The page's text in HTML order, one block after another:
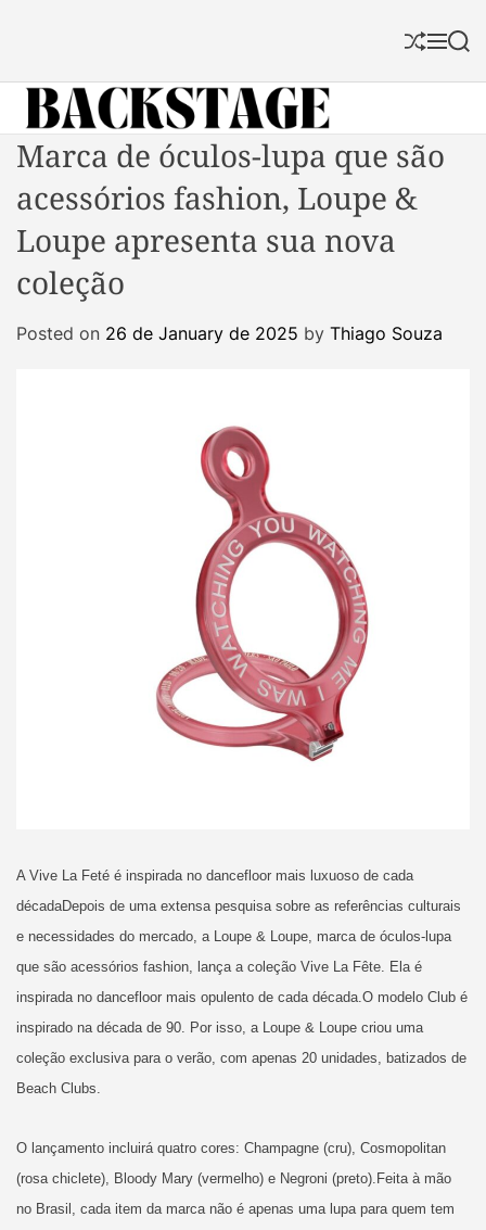
S
f
l
M S
c
B
a
c
k
s
t
g
Marca de óculos-lupa que são
acessórios fashion, Loupe &
Loupe apresenta sua nova
coleção
Posted on 26 de January de 2025 by Thiago Souza
A Vive La Feté é inspirada no dancefloor mais luxuoso de cada
décadaDepois de uma extensa pesquisa sobre as referências culturais
e necessidades do mercado, a Loupe & Loupe, marca de óculos-lupa
que são acessórios fashion, lança a coleção Vive La Fête. Ela é
inspirada no dancefloor mais opulento de cada década.O modelo Club é
inspirado na década de 90. Por isso, a Loupe & Loupe criou uma
coleção exclusiva para o verão, com apenas 20 unidades, batizados de
Beach Clubs.
O lançamento incluirá quatro cores: Champagne (cru), Cosmopolitan
(rosa chiclete), Bloody Mary (vermelho) e Negroni (preto).Feita à mão
no Brasil, cada item da marca não é apenas uma lupa para quem tem